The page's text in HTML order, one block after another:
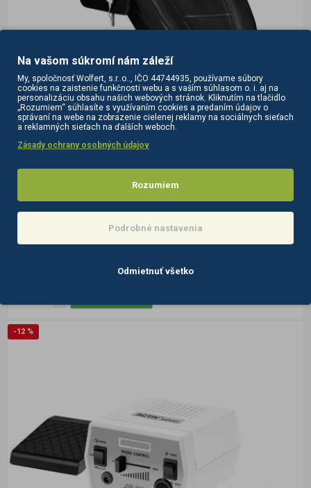
SUPER CENA
147259 na sklade
Elektrické kozmetické kreslo Sillon Lux 273B 3
Elektrické kozmetické kreslo Sillon Lux 273B 3 motorové bielej
farby je ideálnou voľbou vybavenia kozmetických ale aj SPA
salónov. Antracitové elektr..
838,00€
-12 %
Na vašom súkromí nám záleží
My, spoločnosť Wolfert, s.r..o.., IČO 44744935, používame súbory
cookies na zaistenie funkčnosti webu a s vaším súhlasom o. i. aj na
personalizáciu obsahu našich webových stránok. Kliknutím na tlačidlo
„Rozumiem“ súhlasíte s využívaním cookies a predaním údajov o
správaní na webe na zobrazenie cielenej reklamy na sociálnych sieťach
a reklamných sieťach na ďalších weboch.
Zásady ochrany osobných údajov
Rozumiem
Podrobné nastavenia
Odmietnuť všetko